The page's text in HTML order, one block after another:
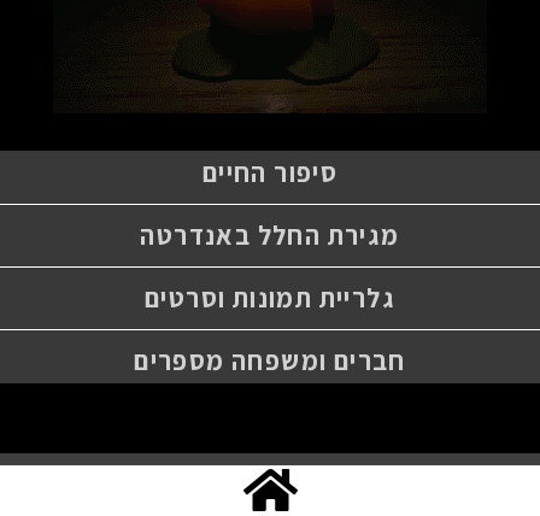
סיפור החיים
מגירת החלל באנדרטה
גלריית תמונות וסרטים
חברים ומשפחה מספרים